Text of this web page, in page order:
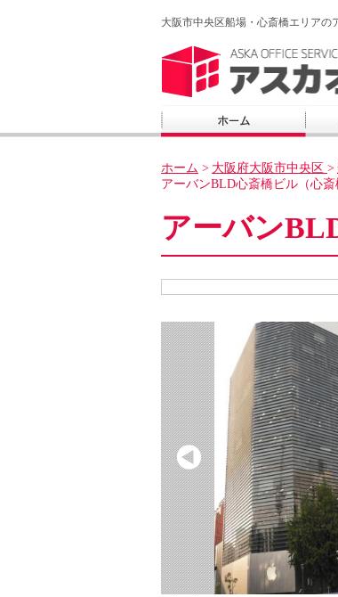
大阪市中央区船場・心斎橋エリアの
ホーム > 大阪府大阪市中央区 >
アーバンBLD心斎橋ビル（心
アーバン